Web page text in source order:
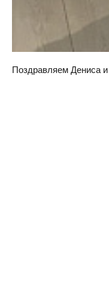
Поздравляем Дениса